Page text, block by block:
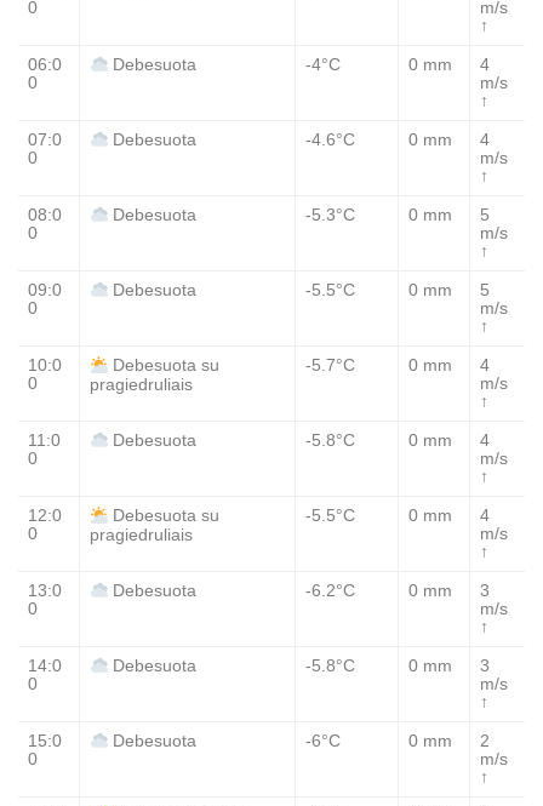
0
m/s
↑
06:0
0
Debesuota -4°C 0 mm
4
m/s
↑
07:0
0
Debesuota -4.6°C 0 mm
4
m/s
↑
08:0
0
Debesuota -5.3°C 0 mm
5
m/s
↑
09:0
0
Debesuota -5.5°C 0 mm
5
m/s
↑
10:0
0
Debesuota su
pragiedruliais
-5.7°C 0 mm
4
m/s
↑
11:0
0
Debesuota -5.8°C 0 mm
4
m/s
↑
12:0
0
Debesuota su
pragiedruliais
-5.5°C 0 mm
4
m/s
↑
13:0
0
Debesuota -6.2°C 0 mm
3
m/s
↑
14:0
0
Debesuota -5.8°C 0 mm
3
m/s
↑
15:0
0
Debesuota -6°C 0 mm
2
m/s
↑